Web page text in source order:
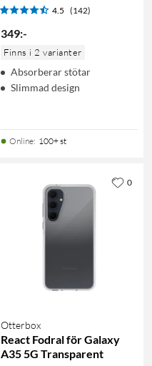
4.5 (142)
349:-
Finns i 2 varianter
Absorberar stötar
Slimmad design
Online: 100+ st
Otterbox
React Fodral för Galaxy
A35 5G Transparent
0